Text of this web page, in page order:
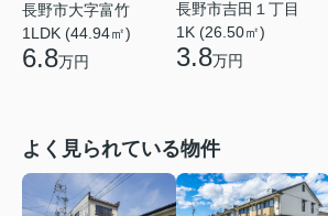
長野市大字富竹
1LDK (44.94㎡)
6.8万円
長野市吉田１丁目
1K (26.50㎡)
3.8万円
よく見られている物件